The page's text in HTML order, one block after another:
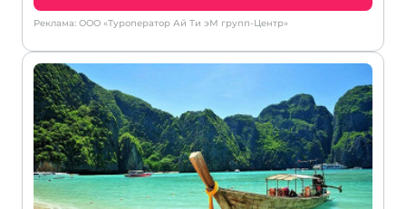
Реклама: ООО «Туроператор Ай Ти эМ групп-Центр»